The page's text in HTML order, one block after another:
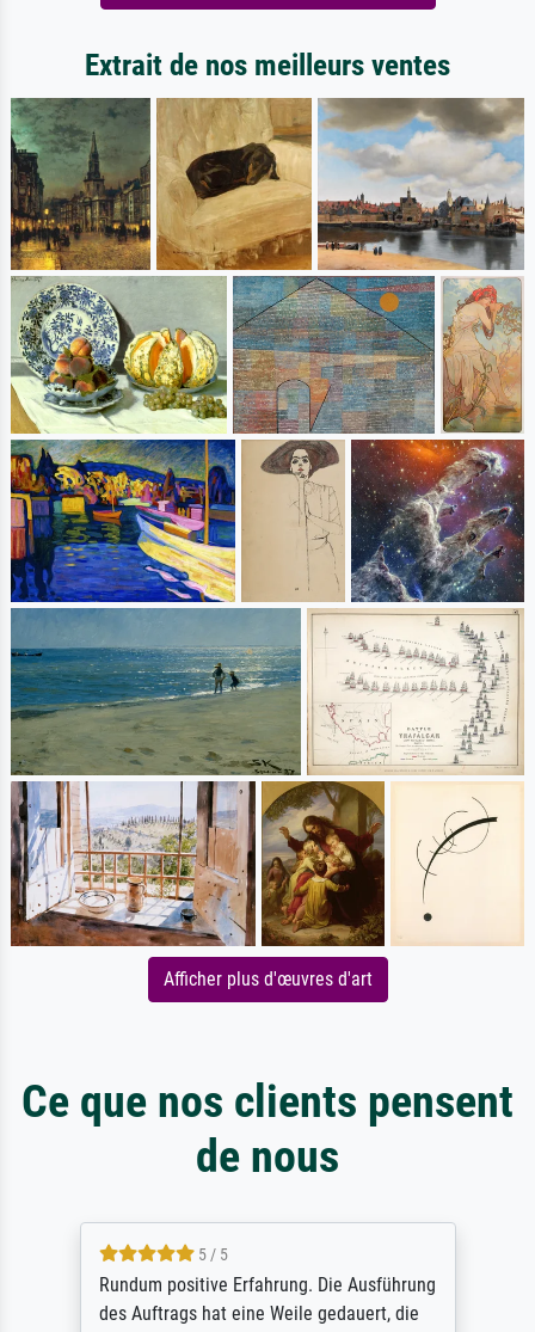
Extrait de nos meilleurs ventes
Afficher plus d'œuvres d'art
Ce que nos clients pensent
de nous
5 / 5
Rundum positive Erfahrung. Die Ausführung
des Auftrags hat eine Weile gedauert, die